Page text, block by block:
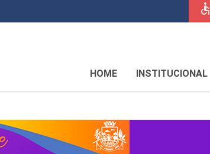
accessible
HOME INSTITUCIONAL